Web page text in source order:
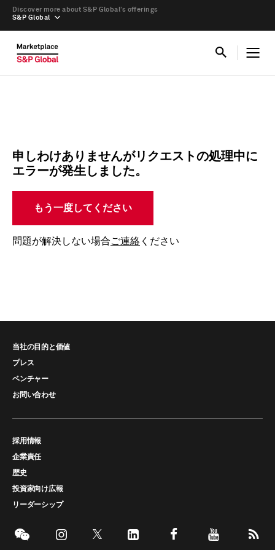
S&P Global
Discover more about S&P Global’s offerings
申しわけありませんがリクエストの処理中に
エラーが発生しました。
もう一度してください
問題が解決しない場合ご連絡 ください
当社の目的と価値
プレス
ベンチャー
お問い合わせ
採用情報
企業責任
歴史
投資家向け広報
リーダーシップ